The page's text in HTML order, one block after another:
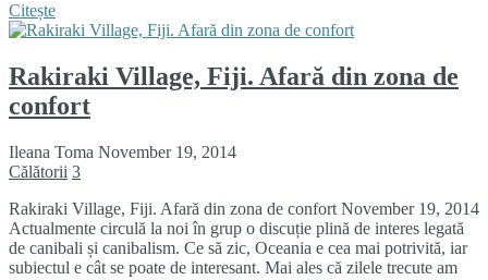
Citește
Rakiraki Village, Fiji. Afară din zona de
confort
Ileana Toma November 19, 2014
Călătorii 3
Rakiraki Village, Fiji. Afară din zona de confort November 19, 2014
Actualmente circulă la noi în grup o discuție plină de interes legată
de canibali și canibalism. Ce să zic, Oceania e cea mai potrivită, iar
subiectul e cât se poate de interesant. Mai ales că zilele trecute am